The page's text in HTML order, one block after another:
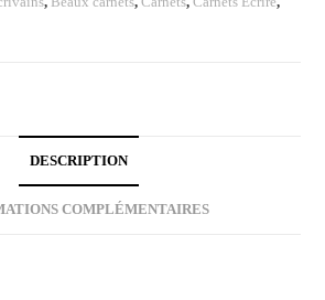
DESCRIPTION
COMPLÉMENTAIRES